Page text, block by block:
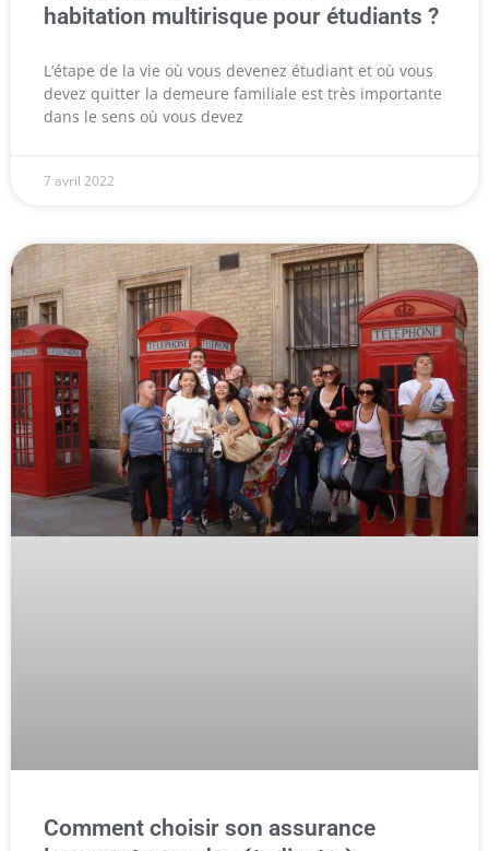
habitation multirisque pour étudiants ?
L’étape de la vie où vous devenez étudiant et où vous
devez quitter la demeure familiale est très importante
dans le sens où vous devez
7 avril 2022
Comment choisir son assurance